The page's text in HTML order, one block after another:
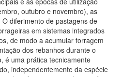
outubro e novembro), as
O diferimento de pastagens de
em sistemas integrados
de modo a acumular forragem
dos rebanhos durante o
é uma prática tecnicamente
independentemente da espécie